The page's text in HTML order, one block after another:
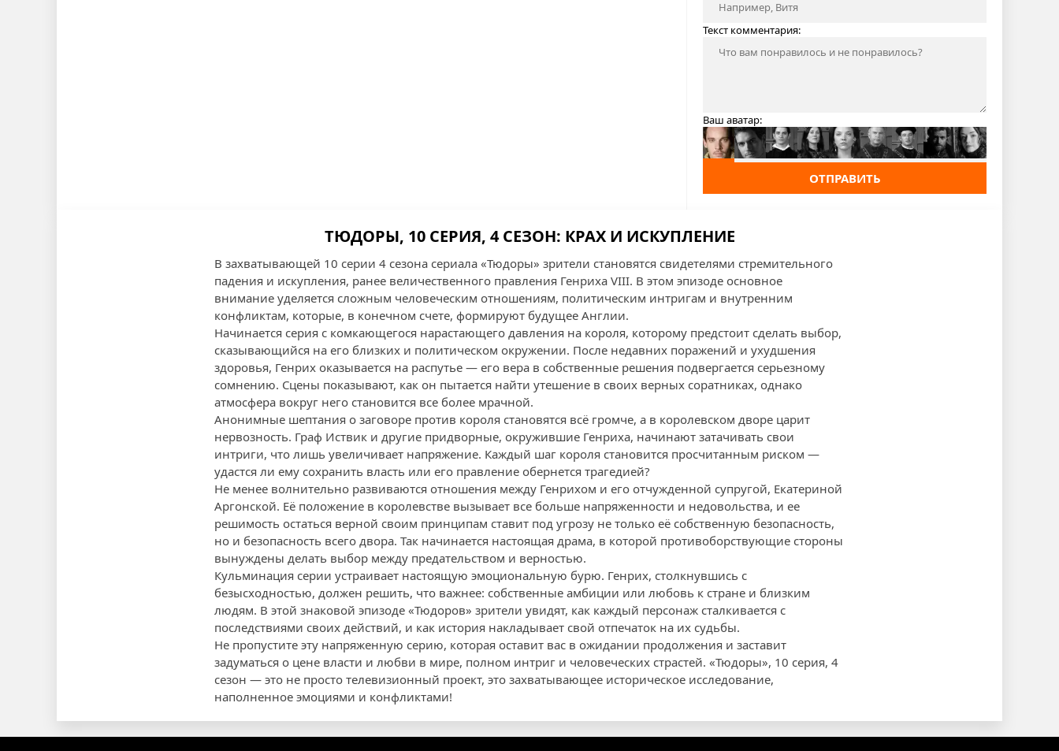
Текст комментария:
Ваш аватар:
ОТПРАВИТЬ
ТЮДОРЫ, 10 СЕРИЯ, 4 СЕЗОН: КРАХ И ИСКУПЛЕНИЕ
В захватывающей 10 серии 4 сезона сериала «Тюдоры» зрители становятся свидетелями стремительного
падения и искупления, ранее величественного правления Генриха VIII. В этом эпизоде основное
внимание уделяется сложным человеческим отношениям, политическим интригам и внутренним
конфликтам, которые, в конечном счете, формируют будущее Англии.
Начинается серия с комкающегося нарастающего давления на короля, которому предстоит сделать выбор,
сказывающийся на его близких и политическом окружении. После недавних поражений и ухудшения
здоровья, Генрих оказывается на распутье — его вера в собственные решения подвергается серьезному
сомнению. Сцены показывают, как он пытается найти утешение в своих верных соратниках, однако
атмосфера вокруг него становится все более мрачной.
Анонимные шептания о заговоре против короля становятся всё громче, а в королевском дворе царит
нервозность. Граф Иствик и другие придворные, окружившие Генриха, начинают затачивать свои
интриги, что лишь увеличивает напряжение. Каждый шаг короля становится просчитанным риском —
удастся ли ему сохранить власть или его правление обернется трагедией?
Не менее волнительно развиваются отношения между Генрихом и его отчужденной супругой, Екатериной
Аргонской. Её положение в королевстве вызывает все больше напряженности и недовольства, и ее
решимость остаться верной своим принципам ставит под угрозу не только её собственную безопасность,
но и безопасность всего двора. Так начинается настоящая драма, в которой противоборствующие стороны
вынуждены делать выбор между предательством и верностью.
Кульминация серии устраивает настоящую эмоциональную бурю. Генрих, столкнувшись с
безысходностью, должен решить, что важнее: собственные амбиции или любовь к стране и близким
людям. В этой знаковой эпизоде «Тюдоров» зрители увидят, как каждый персонаж сталкивается с
последствиями своих действий, и как история накладывает свой отпечаток на их судьбы.
Не пропустите эту напряженную серию, которая оставит вас в ожидании продолжения и заставит
задуматься о цене власти и любви в мире, полном интриг и человеческих страстей. «Тюдоры», 10 серия, 4
сезон — это не просто телевизионный проект, это захватывающее историческое исследование,
наполненное эмоциями и конфликтами!